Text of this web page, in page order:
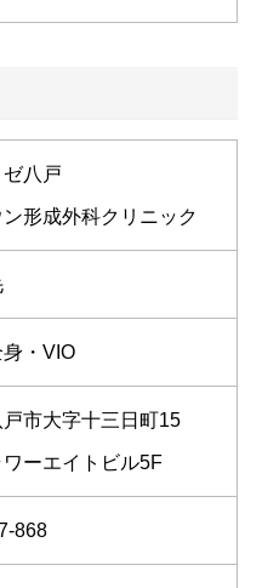
ゼ八戸
形成外科クリニック
身・VIO
市大字十三日町15
ワーエイトビル5F
868